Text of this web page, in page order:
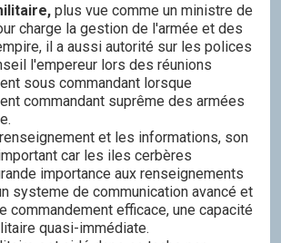
plus vue comme un ministre de
charge la gestion de l'armée et des
il a aussi autorité sur les polices
l'empereur lors des réunions
sous commandant lorsque
commandant suprême des armées
et les informations, son
car les iles cerbères
importance aux renseignements
systeme de communication avancé et
commandement efficace, une capacité
quasi-immédiate.